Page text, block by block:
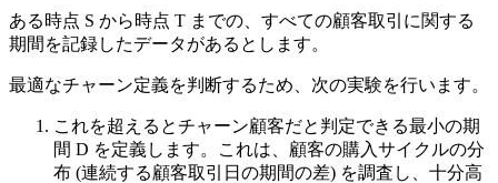
ある時点 S から時点 T までの、すべての顧客取引に関する
期間を記録したデータがあるとします。
最適なチャーン定義を判断するため、次の実験を行います。
これを超えるとチャーン顧客だと判定できる最小の期
間 D を定義します。これは、顧客の購入サイクルの分
布 (連続する顧客取引日の期間の差) を調査し、十分高